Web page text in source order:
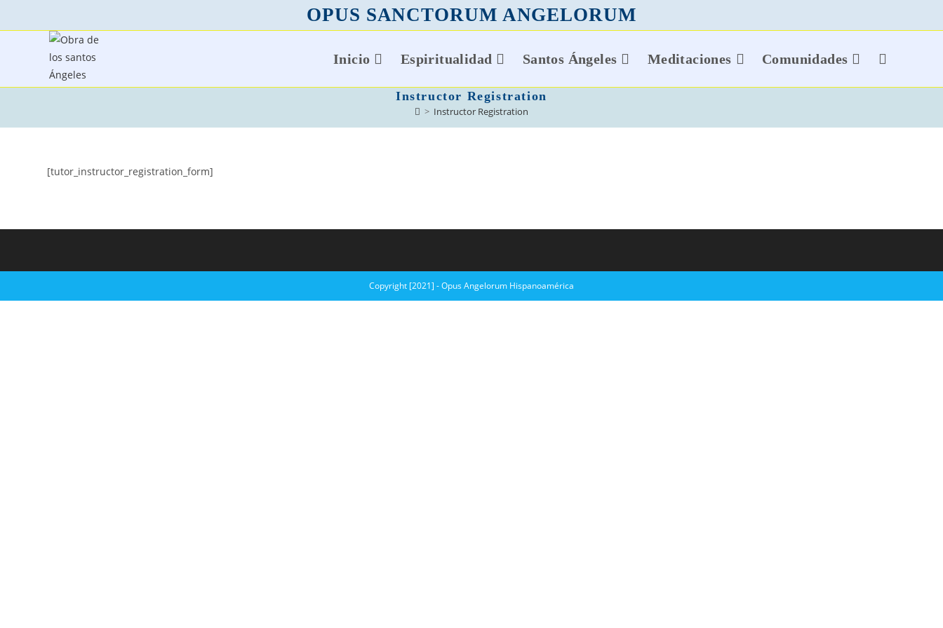
OPUS SANCTORUM ANGELORUM
Inicio Espiritualidad Santos Ángeles Meditaciones Comunidades
Instructor Registration
> Instructor Registration
[tutor_instructor_registration_form]
Copyright [2021] - Opus Angelorum Hispanoamérica